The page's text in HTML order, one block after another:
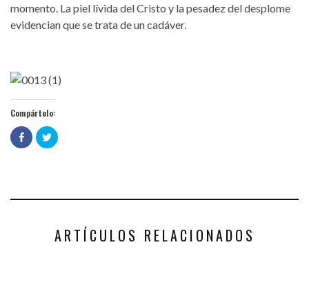
momento. La piel lívida del Cristo y la pesadez del desplome
evidencian que se trata de un cadáver.
Compártelo:
Haz
clic
para
en
Haz
clic
en
ARTÍCULOS RELACIONADOS